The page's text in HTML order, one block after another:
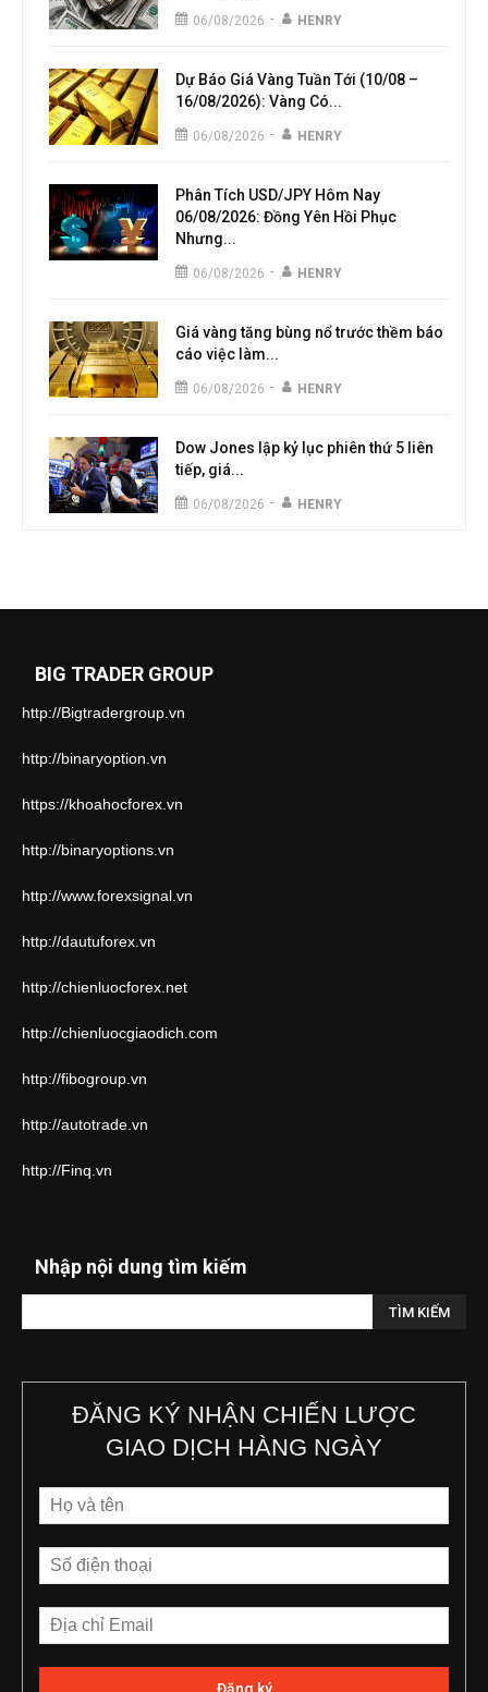
06/08/2026 - HENRY
Dự Báo Giá Vàng Tuần Tới (10/08 –
16/08/2026): Vàng Có...
06/08/2026 - HENRY
Phân Tích USD/JPY Hôm Nay
06/08/2026: Đồng Yên Hồi Phục
Nhưng...
06/08/2026 - HENRY
Giá vàng tăng bùng nổ trước thềm báo
cáo việc làm...
06/08/2026 - HENRY
Dow Jones lập kỷ lục phiên thứ 5 liên
tiếp, giá...
06/08/2026 - HENRY
BIG TRADER GROUP
http://Bigtradergroup.vn
http://binaryoption.vn
https://khoahocforex.vn
http://binaryoptions.vn
http://www.forexsignal.vn
http://dautuforex.vn
http://chienluocforex.net
http://chienluocgiaodich.com
http://fibogroup.vn
http://autotrade.vn
http://Finq.vn
Nhập nội dung tìm kiếm
ĐĂNG KÝ NHẬN CHIẾN LƯỢC
GIAO DỊCH HÀNG NGÀY